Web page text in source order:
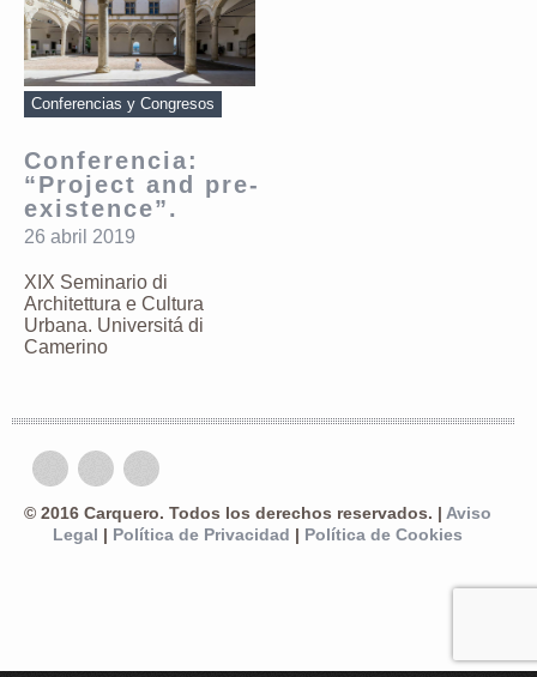
Conferencias y Congresos
Conferencia:
“Project and pre-
existence”.
26 abril 2019
XIX Seminario di
Architettura e Cultura
Urbana. Universitá di
Camerino
© 2016 Carquero. Todos los derechos reservados. | Aviso
Legal
Política de Privacidad Política de Cookies